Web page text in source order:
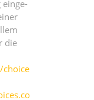
ein­ge­
die